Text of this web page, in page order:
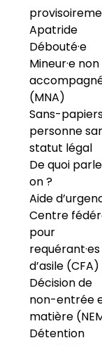
Apatride
Débouté·e
Mineur·e non
(MNA)
Sans-
personne
statut légal
De quoi
on ?
Aide
Centre
pour
requérant·es
d’asile (CFA)
Décision de
non-entrée
matière
Détention